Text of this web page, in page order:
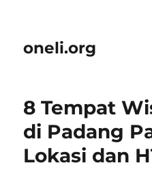
oneli.org
8 Tempat
di Padang
Lokasi dan